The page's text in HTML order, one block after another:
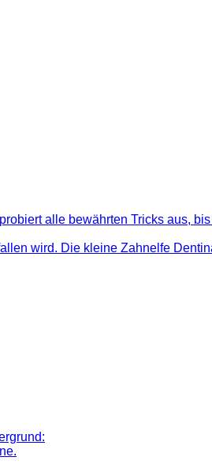
alle bewährten Tricks aus,
wird. Die kleine Zahnelfe